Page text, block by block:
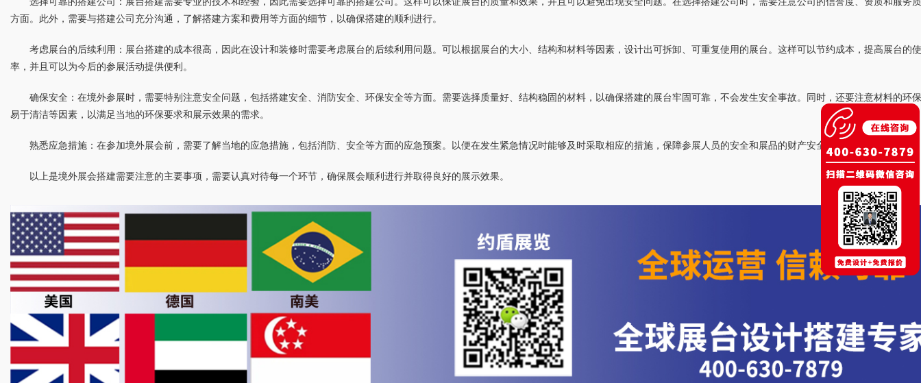
方面。此外，需要与搭建公司充分沟通，了解搭建方案和费用等方面的细节，以确保搭建的顺利进行。
考虑展台的后续利用：展台搭建的成本很高，因此在设计和装修时需要考虑展台的后续利用问题。可以根据展台的大小、结构和材料等因素，设计出可拆卸、可重复使用的展台。这样可以节约成本，提高展台的
率，并且可以为今后的参展活动提供便利。
确保安全：在境外参展时，需要特别注意安全问题，包括搭建安全、消防安全、环保安全等方面。需要选择质量好、结构稳固的材料，以确保搭建的展台牢固可靠，不会发生安全事故。同时，还要注意材料的环
易于清洁等因素，以满足当地的环保要求和展示效果的需求。
熟悉应急措施：在参加境外展会前，需要了解当地的应急措施，包括消防、安全等方面的应急预案。以便在发生紧急情况时能够及时采取相应的措施，保障参展人员的安全和展品的财产安全。
以上是境外展会搭建需要注意的主要事项，需要认真对待每一个环节，确保展会顺利进行并取得良好的展示效果。